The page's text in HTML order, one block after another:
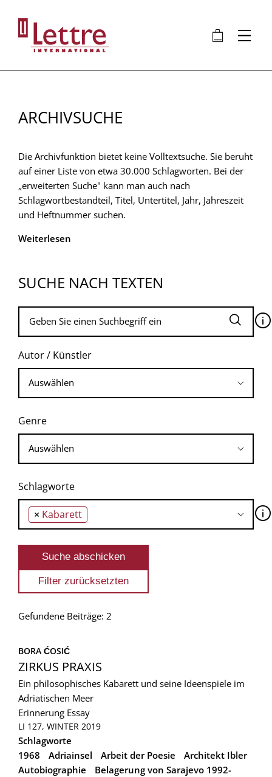
Inhalt
🛍 ⋮
ARCHIVSUCHE
Die Archivfunktion bietet keine Volltextsuche. Sie beruht
auf einer Liste von etwa 30.000 Schlagworten. Bei der
„erweiterten Suche" kann man auch nach
Schlagwortbestandteil, Titel, Untertitel, Jahr, Jahreszeit
und Heftnummer suchen.
Weiterlesen
SUCHE NACH TEXTEN
🛈
Autor / Künstler
Genre
Schlagworte
× Kabarett 🛈
Gefundene Beiträge: 2
BORA ĆOSIĆ
ZIRKUS PRAXIS
Ein philosophisches Kabarett und seine Ideenspiele im
Adriatischen Meer
Erinnerung Essay
LI 127, WINTER 2019
Schlagworte
1968
Adriainsel Arbeit der Poesie
Architekt Ibler
Autobiographie
Belagerung von Sarajevo 1992-